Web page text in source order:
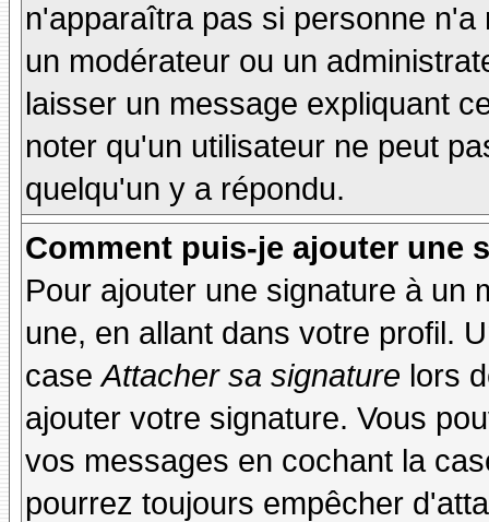
n'apparaîtra pas si personne
un modérateur ou un
laisser un message expliquant
noter qu'un utilisateur ne peut
quelqu'un y a répondu.
Comment puis-je ajouter une
Pour ajouter une signature à un
une, en allant dans votre profil.
caseAttacher sa signature lors
ajouter votre signature. Vous
vos messages en cochant la
pourrez toujours empêcher